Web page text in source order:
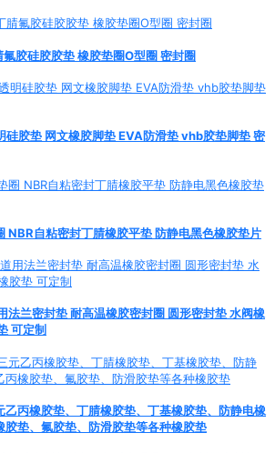
胶硅胶胶垫 橡胶垫圈O型圈 密封圈
硅胶垫 网文橡胶脚垫 EVA防滑垫 vhb胶垫脚垫 密
NBR自粘密封丁腈橡胶平垫 防静电黑色橡胶垫片
法兰密封垫 耐高温橡胶密封圈 圆形密封垫 水阀橡
可定制
乙丙橡胶垫、丁腈橡胶垫、丁基橡胶垫、防静电橡
胶垫、氟胶垫、防滑胶垫等各种橡胶垫